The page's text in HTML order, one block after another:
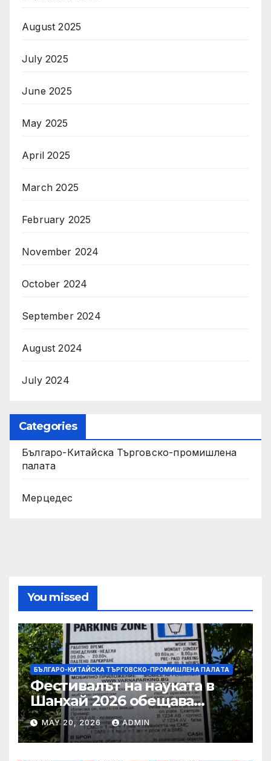
August 2025
July 2025
June 2025
May 2025
April 2025
March 2025
February 2025
November 2024
October 2024
September 2024
August 2024
July 2024
Categories
Българо-Китайска Търговско-промишлена
палaта
Мерцедес
You missed
БЪЛГАРО-КИТАЙСКА ТЪРГОВСКО-ПРОМИШЛЕНА ПАЛAТА
Фестивалът на науката в
Шанхай 2026 обещава
вълнуващи научно-
технологични иновации
MAY 20, 2026 ADMIN